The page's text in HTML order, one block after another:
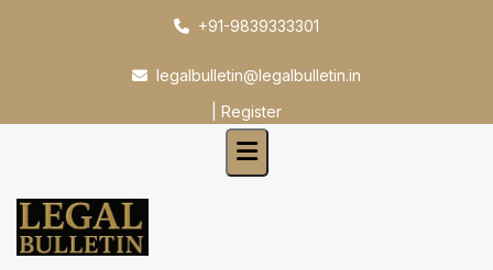
+91-9839333301
legalbulletin@legalbulletin.in
Register